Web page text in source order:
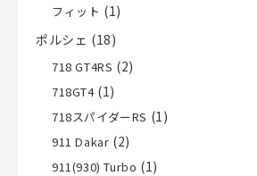
フィット (1)
ポルシェ (18)
718 GT4RS (2)
718GT4(1)
718スパイダーRS (1)
911 Dakar (2)
911(930) Turbo (1)